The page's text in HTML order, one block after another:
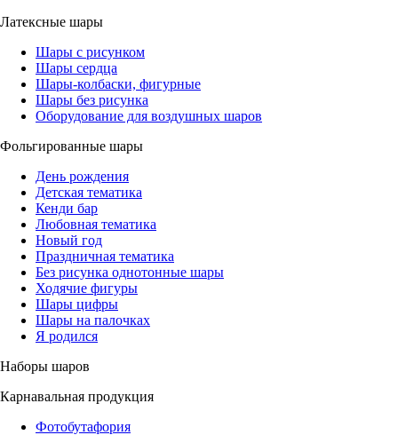
Латексные шары
Шары с рисунком
Шары сердца
Шары-колбаски, фигурные
Шары без рисунка
Оборудование для воздушных шаров
Фольгированные шары
День рождения
Детская тематика
Кенди бар
Любовная тематика
Новый год
Праздничная тематика
Без рисунка однотонные шары
Ходячие фигуры
Шары цифры
Шары на палочках
Я родился
Наборы шаров
Карнавальная продукция
Фотобутафория